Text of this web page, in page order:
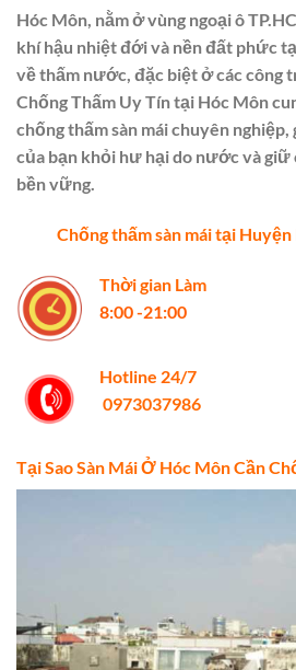
Hóc Môn, nằm ở vùng ngoại ô
khí hậu nhiệt đới và nền đất phức
về thấm nước, đặc biệt ở các công
Chống Thấm Uy Tín tại Hóc Môn
chống thấm sàn mái chuyên nghiệp,
của bạn khỏi hư hại do nước và giữ
bền vững.
Chống thấm sàn mái tại
Thời gian Làm
8:00 -21:00
Hotline 24/7
0973037986
Tại Sao Sàn Mái Ở Hóc Môn Cần